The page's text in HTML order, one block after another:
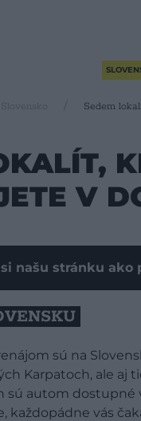
Slovensko Sedem
V
našu stránku ako
sú na
Karpatoch, ale aj
sú autom
každopádne vás